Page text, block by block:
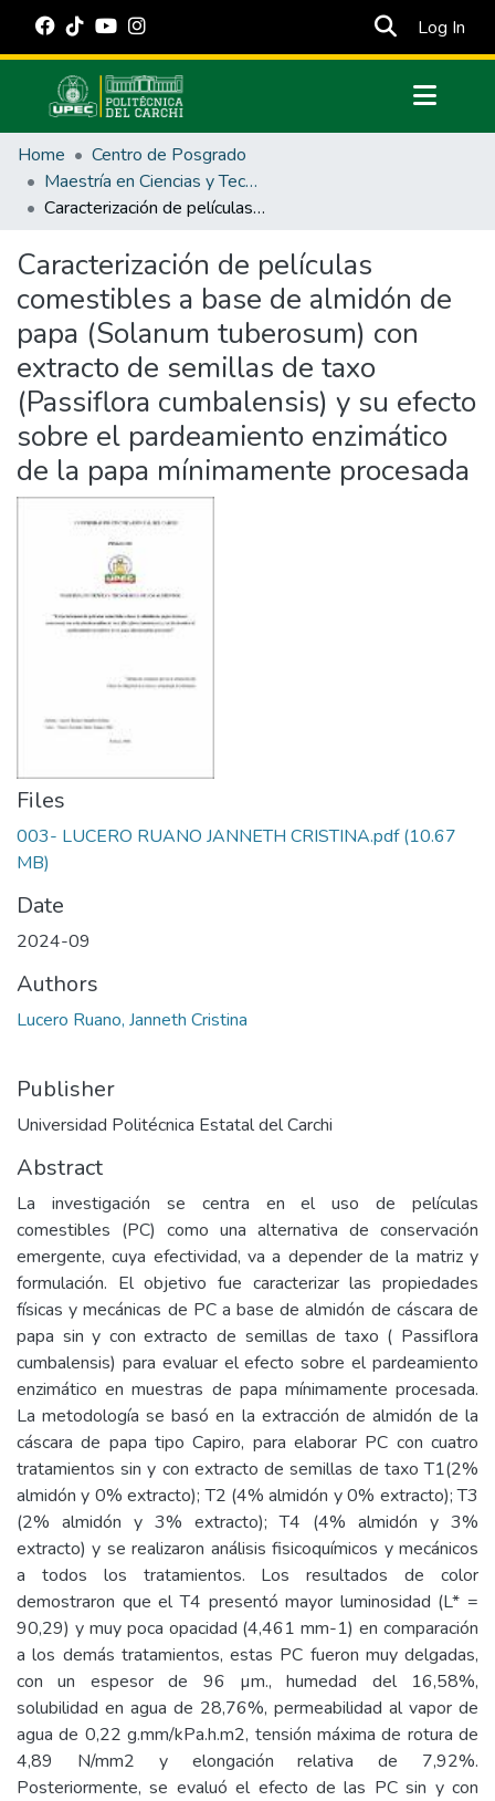
Log In
Communities & Collections
All of DSpace
Statistics
Estadísticas Externas
Manuales
Home
Centro de Posgrado
Maestría en Ciencias y Tecnología de los Alimentos
Caracterización de películas comestibles a base de almidón de papa (Solanum tuberosum) con extracto de semillas de taxo (Passiflora cumbalensis) y su efecto sobre el pardeamiento enzimático de la papa mínimamente procesada
Caracterización de películas
comestibles a base de almidón de
papa (Solanum tuberosum) con
extracto de semillas de taxo
(Passiflora cumbalensis) y su efecto
sobre el pardeamiento enzimático
de la papa mínimamente procesada
Files
003- LUCERO RUANO JANNETH CRISTINA.pdf(10.67
MB)
Date
2024-09
Authors
Lucero Ruano, Janneth Cristina
Publisher
Universidad Politécnica Estatal del Carchi
Abstract
La investigación se centra en el uso de películas
comestibles (PC) como una alternativa de conservación
emergente, cuya efectividad, va a depender de la matriz y
formulación. El objetivo fue caracterizar las propiedades
físicas y mecánicas de PC a base de almidón de cáscara de
papa sin y con extracto de semillas de taxo ( Passiflora
cumbalensis) para evaluar el efecto sobre el pardeamiento
enzimático en muestras de papa mínimamente procesada.
La metodología se basó en la extracción de almidón de la
cáscara de papa tipo Capiro, para elaborar PC con cuatro
tratamientos sin y con extracto de semillas de taxo T1(2%
almidón y 0% extracto); T2 (4% almidón y 0% extracto); T3
(2% almidón y 3% extracto); T4 (4% almidón y 3%
extracto) y se realizaron análisis fisicoquímicos y mecánicos
a todos los tratamientos. Los resultados de color
demostraron que el T4 presentó mayor luminosidad (L* =
90,29) y muy poca opacidad (4,461 mm-1) en comparación
a los demás tratamientos, estas PC fueron muy delgadas,
con un espesor de 96 µm., humedad del 16,58%,
solubilidad en agua de 28,76%, permeabilidad al vapor de
agua de 0,22 g.mm/kPa.h.m2, tensión máxima de rotura de
4,89 N/mm2 y elongación relativa de 7,92%.
Posteriormente, se evaluó el efecto de las PC sin y con